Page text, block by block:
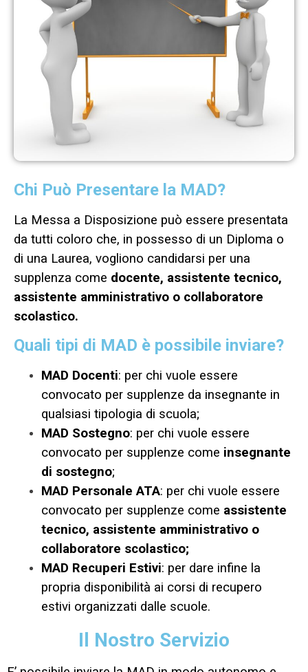
Chi Può Presentare la MAD?
La Messa a Disposizione può essere presentata
da tutti coloro che, in possesso di un Diploma o
di una Laurea, vogliono candidarsi per una
supplenza come docente, assistente tecnico,
assistente amministrativo o collaboratore
scolastico.
Quali tipi di MAD è possibile inviare?
MAD Docenti: per chi vuole essere
convocato per supplenze da insegnante in
qualsiasi tipologia di scuola;
MAD Sostegno: per chi vuole essere
convocato per supplenze come insegnante
di sostegno;
MAD Personale ATA: per chi vuole essere
convocato per supplenze come assistente
tecnico, assistente amministrativo o
collaboratore scolastico;
MAD Recuperi Estivi: per dare infine la
propria disponibilità ai corsi di recupero
estivi organizzati dalle scuole.
Il Nostro Servizio